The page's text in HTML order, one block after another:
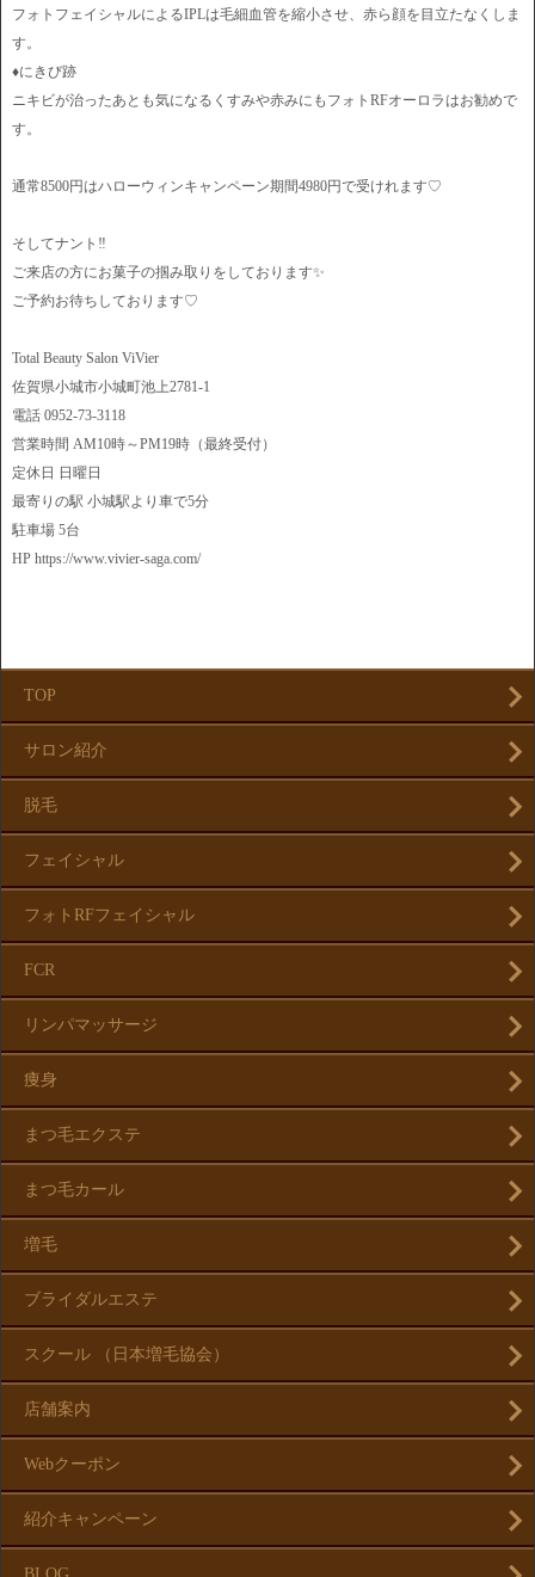
フォトフェイシャルによるIPLは毛細血管を縮小させ、赤ら顔を目立たなくしま
す。
♦︎にきび跡
ニキビが治ったあとも気になるくすみや赤みにもフォトRFオーロラはお勧めで
す。
通常8500円はハローウィンキャンペーン期間4980円で受けれます♡
そしてナント‼️
ご来店の方にお菓子の掴み取りをしております✨
ご予約お待ちしております♡
Total Beauty Salon ViVier
佐賀県小城市小城町池上2781-1
電話 0952-73-3118
営業時間 AM10時～PM19時（最終受付）
定休日 日曜日
最寄りの駅 小城駅より車で5分
駐車場 5台
HP https://www.vivier-saga.com/
TOP
サロン紹介
脱毛
フェイシャル
フォトRFフェイシャル
FCR
リンパマッサージ
痩身
まつ毛エクステ
まつ毛カール
増毛
ブライダルエステ
スクール （日本増毛協会）
店舗案内
Webクーポン
紹介キャンペーン